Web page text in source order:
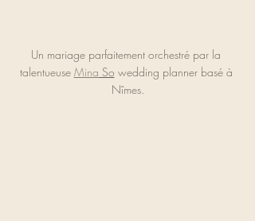
Un mariage parfaitement orchestré par la
talentueuse Mina So wedding planner basé à
Nîmes.